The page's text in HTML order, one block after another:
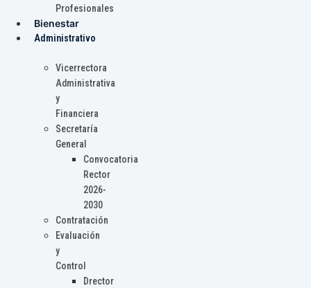
Profesionales
Bienestar
Administrativo
Vicerrectora
Administrativa
y
Financiera
Secretaría
General
Convocatoria
Rector
2026-
2030
Contratación
Evaluación
y
Control
Drector